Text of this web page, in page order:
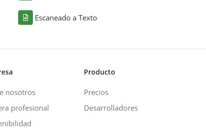
Escaneado a Texto
nosotros
profesional
Producto
Precios
Desarrolladores